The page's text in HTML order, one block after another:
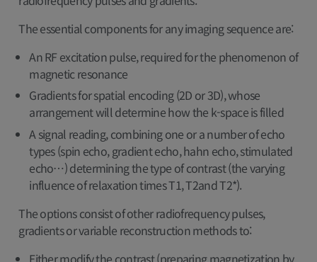
The essential components for any imaging sequence are:
An RF excitation pulse, required for the phenomenon of
magnetic resonance
Gradients for spatial encoding (2D or 3D), whose
arrangement will determine how the k-space is filled
A signal reading, combining one or a number of echo
types (spin echo, gradient echo, hahn echo, stimulated
echo…) determining the type of contrast (the varying
influence of relaxation times T1, T2and T2*).
The options consist of other radiofrequency pulses,
gradients or variable reconstruction methods to:
Either modify the contrast (preparing magnetization by